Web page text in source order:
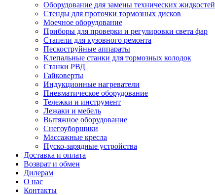
Оборудование для замены технических жидкостей
Стенды для проточки тормозных дисков
Моечное оборудование
Приборы для проверки и регулировки света фар
Стапели для кузовного ремонта
Пескоструйные аппараты
Клепальные станки для тормозных колодок
Станки РВД
Гайковерты
Индукционные нагреватели
Пневматическое оборудование
Тележки и инструмент
Лежаки и мебель
Вытяжное оборудование
Снегоуборщики
Массажные кресла
Пуско-зарядные устройства
Доставка и оплата
Возврат и обмен
Дилерам
О нас
Контакты